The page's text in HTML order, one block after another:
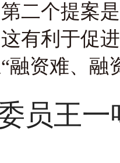
二个提案
有利于促
融资难、融
员王